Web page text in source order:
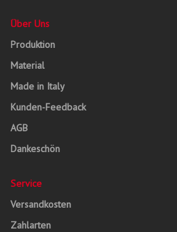
Über Uns
Produktion
Material
Made in Italy
Kunden-Feedback
AGB
Dankeschön
Service
Versandkosten
Zahlarten